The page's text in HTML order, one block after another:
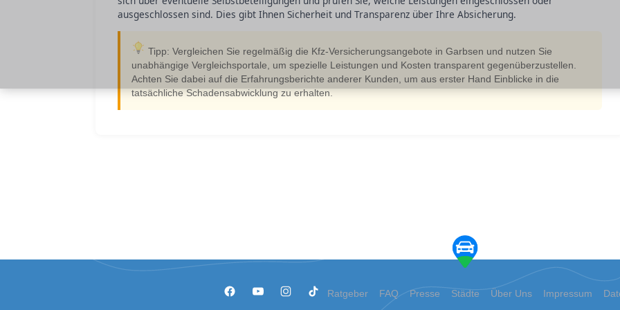
ausgeschlossen sind. Dies gibt Ihnen Sicherheit und Transparenz über Ihre Absicherung.
Tipp: Vergleichen Sie regelmäßig die Kfz-Versicherungsangebote in Garbsen und nutzen Sie
unabhängige Vergleichsportale, um spezielle Leistungen und Kosten transparent gegenüberzustellen.
Achten Sie dabei auf die Erfahrungsberichte anderer Kunden, um aus erster Hand Einblicke in die
tatsächliche Schadensabwicklung zu erhalten.
Ratgeber FAQ Presse Städte Über Uns Impressum